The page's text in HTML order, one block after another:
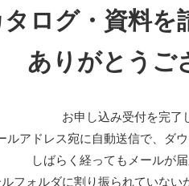
タログ・資料を
ありがとうご
お申し込み受付を完了
ルアドレス宛に自動送信で、ダ
しばらく経ってもメールが届
フォルダに割り振られていない